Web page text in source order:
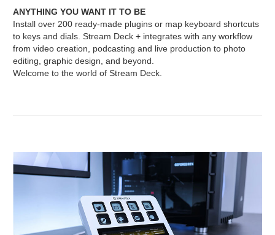
ANYTHING YOU WANT IT TO BE
Install over 200 ready-made plugins or map keyboard shortcuts
to keys and dials. Stream Deck + integrates with any workflow
from video creation, podcasting and live production to photo
editing, graphic design, and beyond.
Welcome to the world of Stream Deck.